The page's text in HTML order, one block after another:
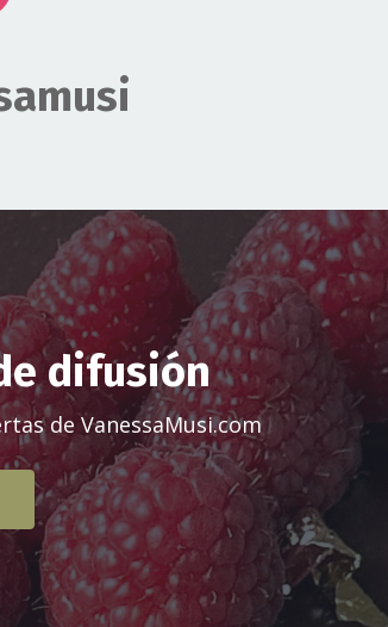
difusión
de VanessaMusi.com